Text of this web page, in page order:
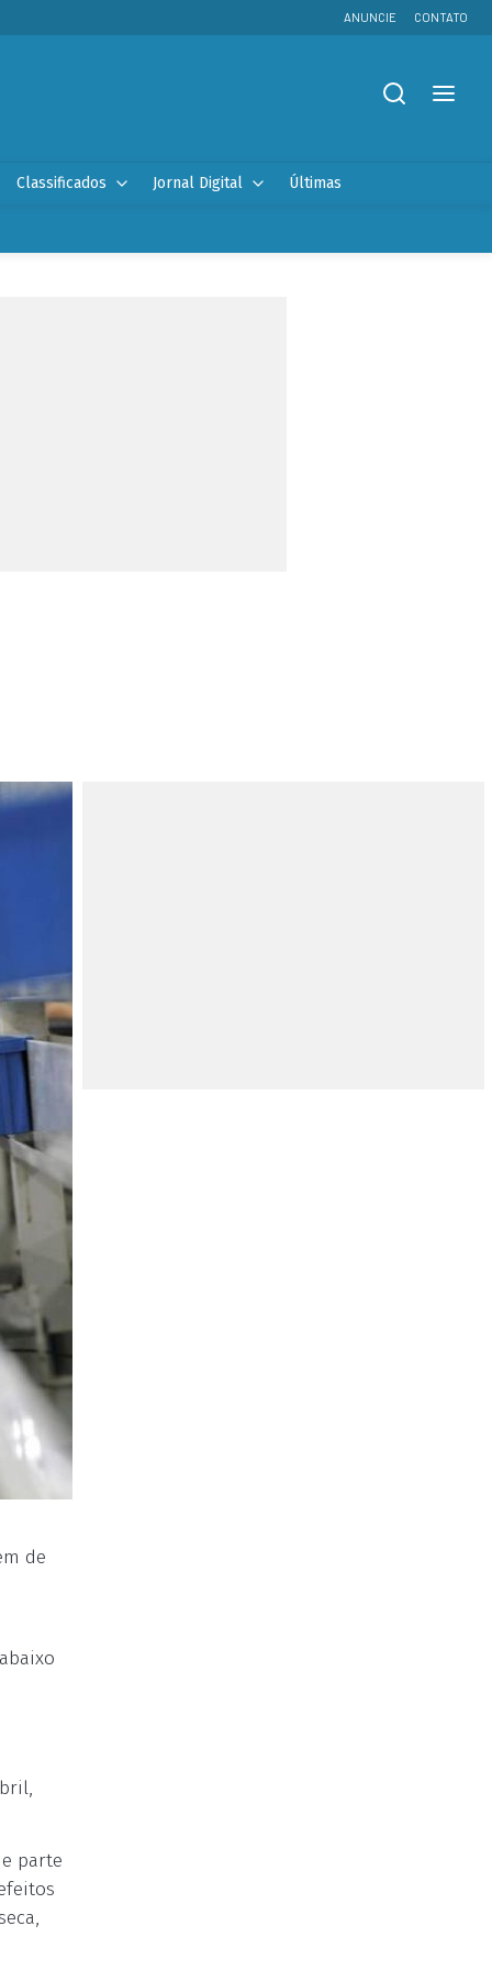
ANUNCIE CONTATO
Classificados Jornal Digital Últimas
de
parte